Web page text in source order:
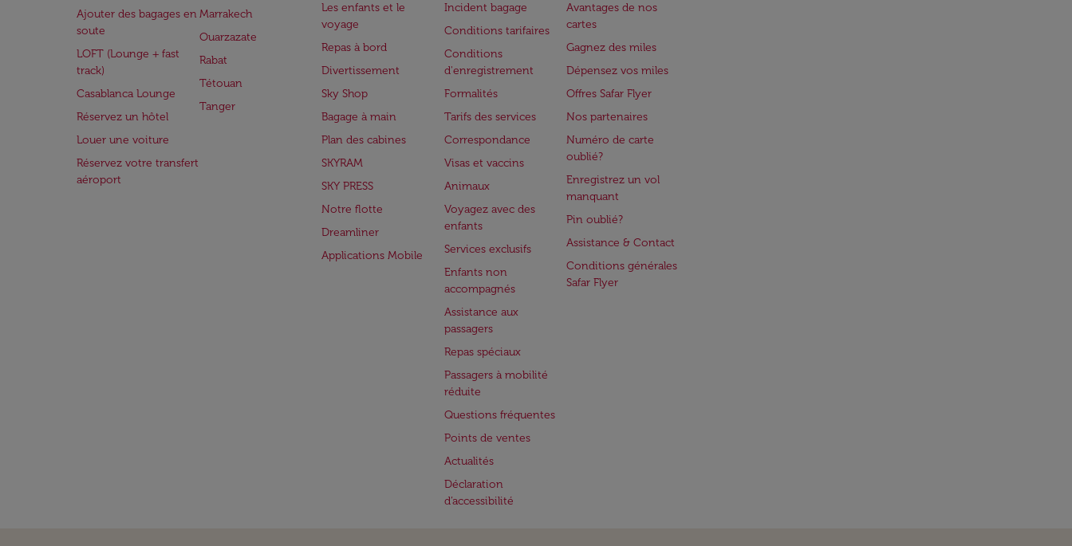
Ajouter des bagages en
soute
LOFT (Lounge + fast
track)
Casablanca Lounge
Réservez un hôtel
Louer une voiture
Réservez votre transfert
aéroport
Marrakech
Ouarzazate
Rabat
Tétouan
Tanger
Les enfants et le
voyage
Repas à bord
Divertissement
Sky Shop
Bagage à main
Plan des cabines
SKYRAM
SKY PRESS
Notre flotte
Dreamliner
Applications Mobile
Incident bagage
Conditions tarifaires
Conditions
d'enregistrement
Formalités
Tarifs des services
Correspondance
Visas et vaccins
Animaux
Voyagez avec des
enfants
Services exclusifs
Enfants non
accompagnés
Assistance aux
passagers
Repas spéciaux
Passagers à mobilité
réduite
Questions fréquentes
Points de ventes
Actualités
Déclaration
d’accessibilité
Avantages de nos
cartes
Gagnez des miles
Dépensez vos miles
Offres Safar Flyer
Nos partenaires
Numéro de carte
oublié?
Enregistrez un vol
manquant
Pin oublié?
Assistance & Contact
Conditions générales
Safar Flyer